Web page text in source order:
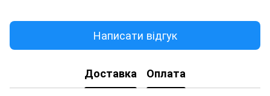
Написати відгук
Доставка Оплата